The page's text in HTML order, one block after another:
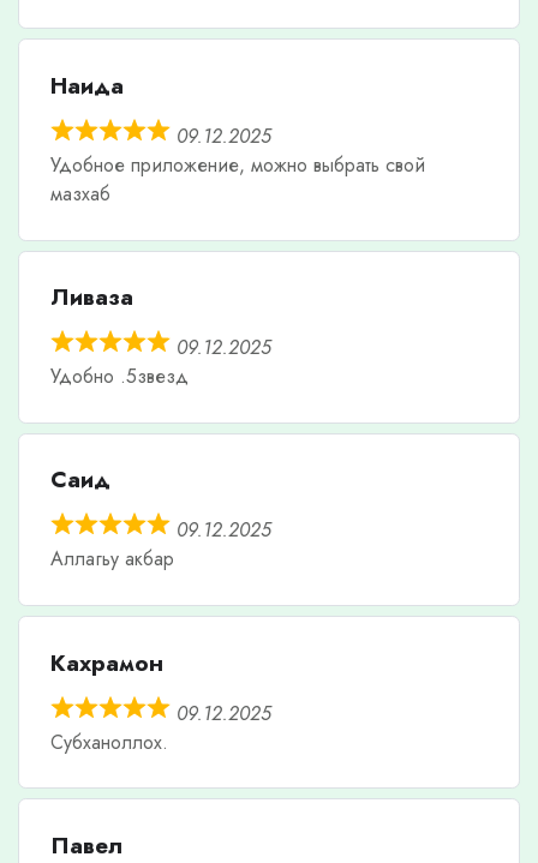
Наида
09.12.2025
Удобное приложение, можно выбрать свой
мазхаб
Ливаза
09.12.2025
Удобно .5звезд
Саид
09.12.2025
Аллагьу акбар
Кахрамон
09.12.2025
Субханоллох.
Павел